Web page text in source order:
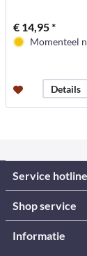
€ 14,95 *
Momenteel
Details
Service hotline
Shop service
Informatie